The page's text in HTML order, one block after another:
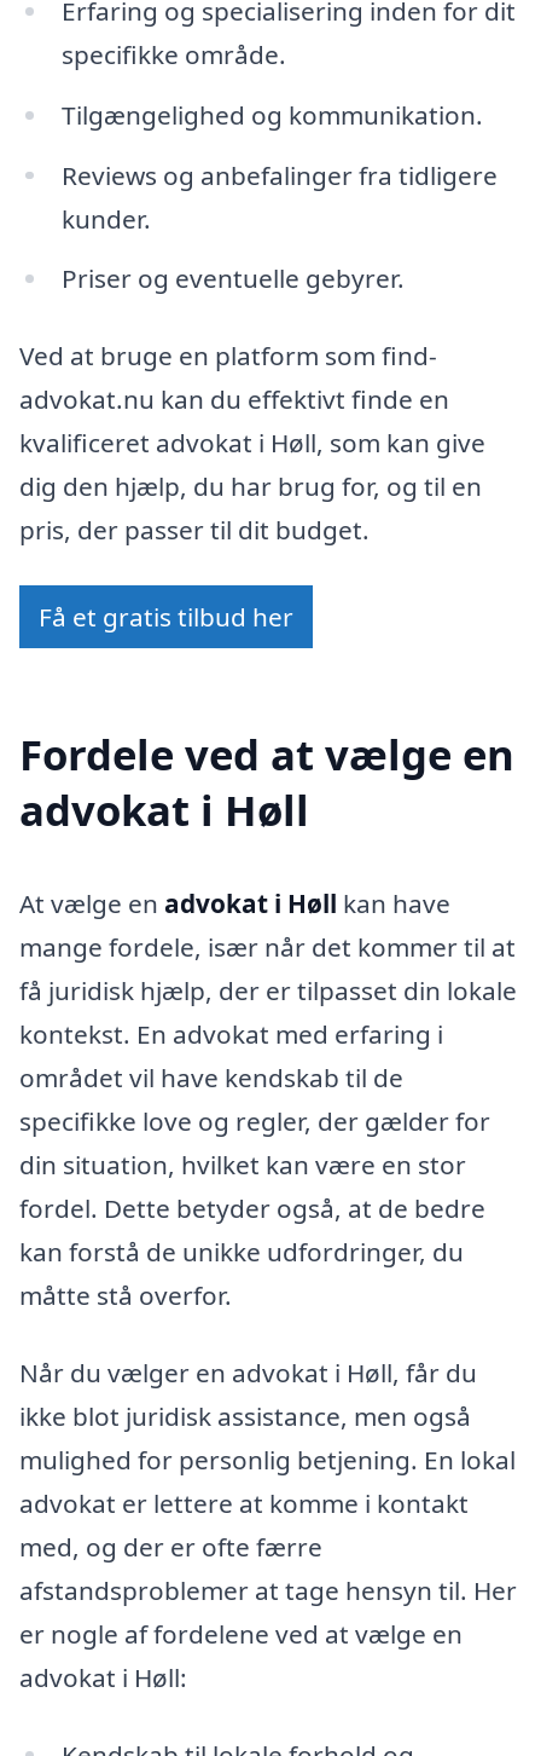
Erfaring og specialisering inden for dit
specifikke område.
Tilgængelighed og kommunikation.
Reviews og anbefalinger fra tidligere
kunder.
Priser og eventuelle gebyrer.
Ved at bruge en platform som find-
advokat.nu kan du effektivt finde en
kvalificeret advokat i Høll, som kan give
dig den hjælp, du har brug for, og til en
pris, der passer til dit budget.
Få et gratis tilbud her
Fordele ved at vælge en
advokat i Høll
At vælge en advokat i Høll kan have
mange fordele, især når det kommer til at
få juridisk hjælp, der er tilpasset din lokale
kontekst. En advokat med erfaring i
området vil have kendskab til de
specifikke love og regler, der gælder for
din situation, hvilket kan være en stor
fordel. Dette betyder også, at de bedre
kan forstå de unikke udfordringer, du
måtte stå overfor.
Når du vælger en advokat i Høll, får du
ikke blot juridisk assistance, men også
mulighed for personlig betjening. En lokal
advokat er lettere at komme i kontakt
med, og der er ofte færre
afstandsproblemer at tage hensyn til. Her
er nogle af fordelene ved at vælge en
advokat i Høll: